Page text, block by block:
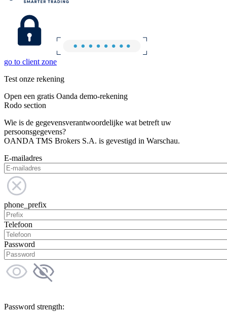
go to client zone
Test onze rekening
Open een gratis Oanda demo-rekening
Rodo section
Wie is de gegevensverantwoordelijke wat betreft uw
persoonsgegevens?
OANDA TMS Brokers S.A. is gevestigd in Warschau.
E-mailadres
phone_prefix
Telefoon
Password
Password strength: